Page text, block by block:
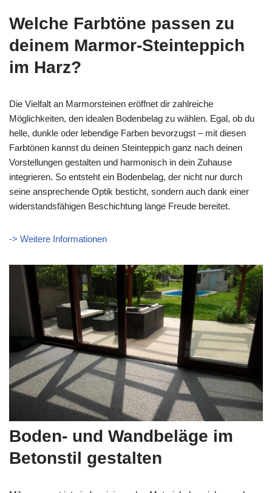
Welche Farbtöne passen zu
deinem Marmor-Steinteppich
im Harz?
Die Vielfalt an Marmorsteinen eröffnet dir zahlreiche
Möglichkeiten, den idealen Bodenbelag zu wählen. Egal, ob du
helle, dunkle oder lebendige Farben bevorzugst – mit diesen
Farbtönen kannst du deinen Steinteppich ganz nach deinen
Vorstellungen gestalten und harmonisch in dein Zuhause
integrieren. So entsteht ein Bodenbelag, der nicht nur durch
seine ansprechende Optik besticht, sondern auch dank einer
widerstandsfähigen Beschichtung lange Freude bereitet.
-> Weitere Informationen
Boden- und Wandbeläge im
Betonstil gestalten